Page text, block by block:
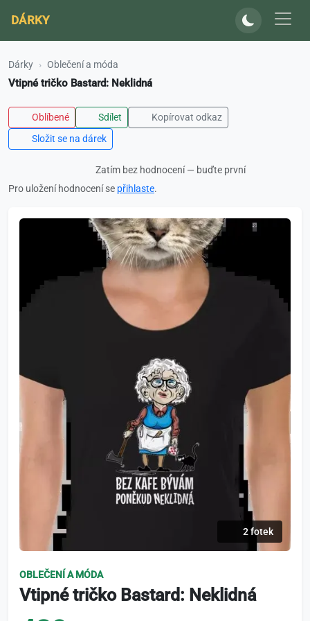
DÁRKY
Dárky Oblečení a móda
Vtipné tričko Bastard: Neklidná
Oblíbené Sdílet
Kopírovat odkaz
Složit se na dárek
Zatím bez hodnocení — buďte první
Pro uložení hodnocení se přihlaste.
2 fotek
OBLEČENÍ A MÓDA
Vtipné tričko Bastard: Neklidná